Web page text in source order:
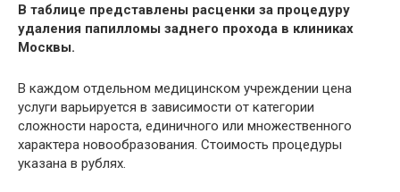
В таблице представлены расценки за процедуру
удаления папилломы заднего прохода в клиниках
Москвы.
В каждом отдельном медицинском учреждении цена
услуги варьируется в зависимости от категории
сложности нароста, единичного или множественного
характера новообразования. Стоимость процедуры
указана в рублях.